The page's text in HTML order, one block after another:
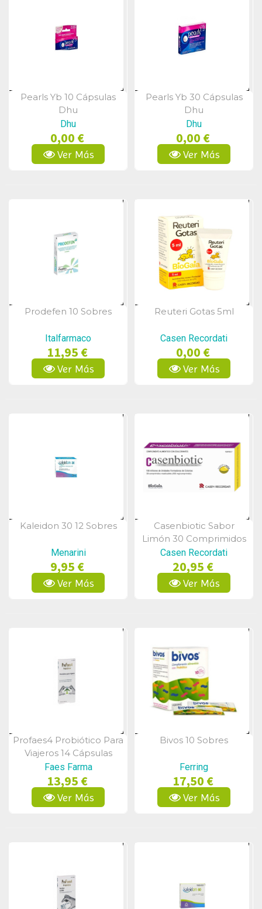
Vista Rápida
Pearls Yb 10 Cápsulas
Dhu
Dhu
0,00 €
Ver Más
Vista Rápida
Pearls Yb 30 Cápsulas
Dhu
Dhu
0,00 €
Ver Más
Vista Rápida
Prodefen 10 Sobres
Italfarmaco
11,95 €
Ver Más
Vista Rápida
Reuteri Gotas 5ml
Casen Recordati
0,00 €
Ver Más
Vista Rápida
Kaleidon 30 12 Sobres
Menarini
9,95 €
Ver Más
Vista Rápida
Casenbiotic Sabor
Limón 30 Comprimidos
Masticables
Casen Recordati
20,95 €
Ver Más
Vista Rápida
Profaes4 Probiótico Para
Viajeros 14 Cápsulas
Faes Farma
13,95 €
Ver Más
Vista Rápida
Bivos 10 Sobres
Ferring
17,50 €
Ver Más